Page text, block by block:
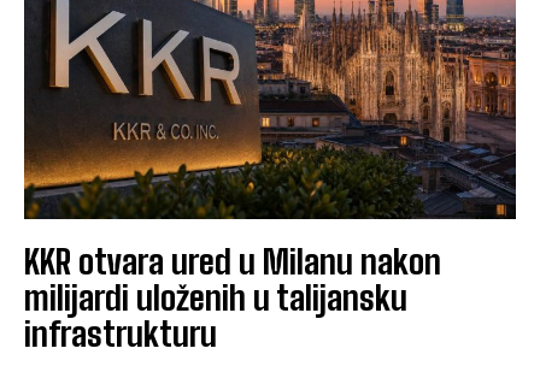
KKR otvara ured u Milanu nakon
milijardi uloženih u talijansku
infrastrukturu